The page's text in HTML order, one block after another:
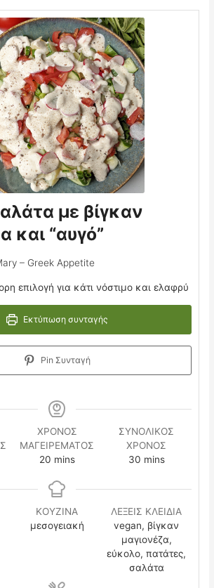
με βίγκαν
και “αυγό”
– Greek Appetite
επιλογή για κάτι νόστιμο και ελαφρύ
Εκτύπωση συνταγής
Pin Συνταγή
ΧΡΟΝΟΣ
ΜΑΓΕΙΡΕΜΑΤΟΣ
20minutes
mins
ΣΥΝΟΛΙΚΟΣ
ΧΡΟΝΟΣ
30minutes
mins
ΚΟΥΖΙΝΑ
μεσογειακή
ΛΕΞΕΙΣ ΚΛΕΙΔΙΑ
vegan, βίγκαν
μαγιονέζα,
εύκολο, πατάτες,
σαλάτα